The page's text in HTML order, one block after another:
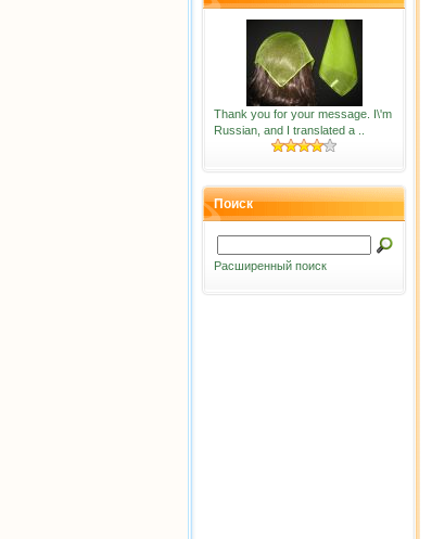
Thank you for your message. I\'m
Russian, and I translated a ..
Поиск
Расширенный поиск